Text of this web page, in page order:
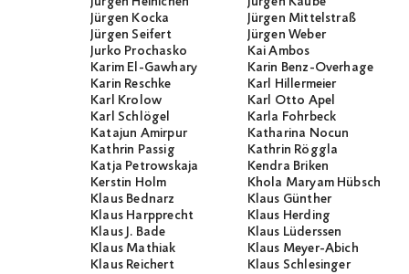
Jürgen Kocka
Jürgen Mittelstraß
Jürgen Seifert
Jürgen Weber
Jurko Prochasko
Kai Ambos
Karim El-Gawhary
Karin Benz-Overhage
Karin Reschke
Karl Hillermeier
Karl Krolow
Karl Otto Apel
Karl Schlögel
Karla Fohrbeck
Katajun Amirpur
Katharina Nocun
Kathrin Passig
Kathrin Röggla
Katja Petrowskaja
Kendra Briken
Kerstin Holm
Khola Maryam Hübsch
Klaus Bednarz
Klaus Günther
Klaus Harpprecht
Klaus Herding
Klaus J. Bade
Klaus Lüderssen
Klaus Mathiak
Klaus Meyer-Abich
Klaus Reichert
Klaus Schlesinger